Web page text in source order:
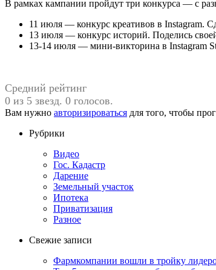
В рамках кампании пройдут три конкурса — с
11 июля — конкурс креативов в Instagram.
13 июля — конкурс историй. Поделись
13-14 июля — мини-викторина в Instagram
Средний рейтинг
0 из 5 звезд. 0 голосов.
Вам нужно авторизироваться для того, чтобы
Рубрики
Видео
Гос. Кадастр
Дарение
Земельный участок
Ипотека
Приватизация
Разное
Свежие записи
Фармкомпании вошли в тройку